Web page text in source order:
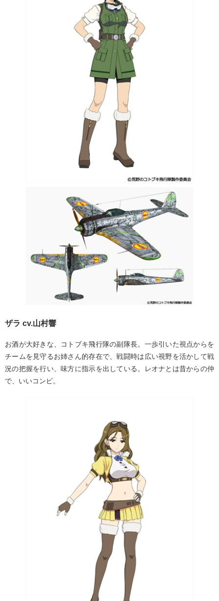
ザラ cv.山村響
お酒が大好きな、コトブキ飛行隊の副隊長。一歩引いた視点からを
チームを見守るお姉さん的存在で、戦闘時は広い視野を活かして戦
況の把握を行い、味方に指示を出している。レオナとは昔からの仲
で、いいコンビ。